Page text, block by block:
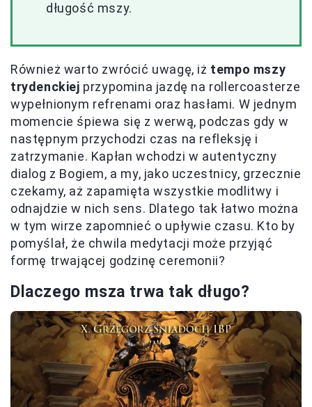
długość mszy.
Również warto zwrócić uwagę, iż tempo mszy
trydenckiej przypomina jazdę na rollercoasterze
wypełnionym refrenami oraz hasłami. W jednym
momencie śpiewa się z werwą, podczas gdy w
następnym przychodzi czas na refleksję i
zatrzymanie. Kapłan wchodzi w autentyczny
dialog z Bogiem, a my, jako uczestnicy, grzecznie
czekamy, aż zapamięta wszystkie modlitwy i
odnajdzie w nich sens. Dlatego tak łatwo można
w tym wirze zapomnieć o upływie czasu. Kto by
pomyślał, że chwila medytacji może przyjąć
formę trwającej godzinę ceremonii?
Dlaczego msza trwa tak długo?